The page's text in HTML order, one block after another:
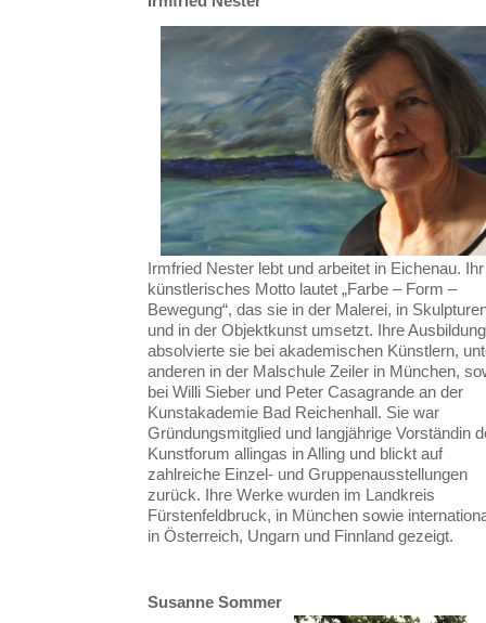
Irmfried Nester lebt und arbeitet in Eichenau. Ihr
künstlerisches Motto lautet „Farbe – Form –
Bewegung“, das sie in der Malerei, in
und in der Objektkunst umsetzt. Ihre Ausbildung
absolvierte sie bei akademischen Künstlern,
anderen in der Malschule Zeiler in München,
bei Willi Sieber und Peter Casagrande an der
Kunstakademie Bad Reichenhall. Sie war
Gründungsmitglied und langjährige Vorständin
Kunstforum allingas in Alling und blickt auf
zahlreiche Einzel- und Gruppenausstellungen
zurück. Ihre Werke wurden im Landkreis
Fürstenfeldbruck, in München sowie
in Österreich, Ungarn und Finnland gezeigt.
Susanne Sommer